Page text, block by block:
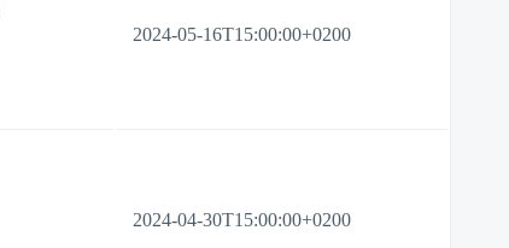
2024-05-16T15:00:00+0200
2024-04-30T15:00:00+0200